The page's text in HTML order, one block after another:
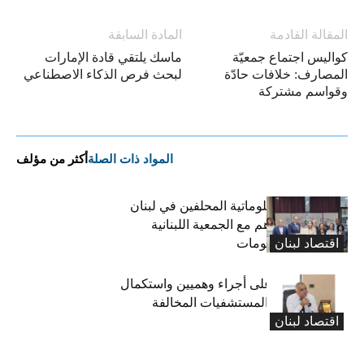
المادة السابقة
ماسك يلتقي قادة الإمارات
لبحث فرص الذكاء الاصطناعي
المقالة القادمة
كواليس اجتماع جمعيّة
المصارف: خلافات حادّة
وقواسم مشتركة
المواد ذات الصلة أكثر من مؤلف
اقتصاد لبنان
نقابة خبراء المعلوماتية المحلفين في لبنان
توقّع مذكرة تفاهم مع الجمعية اللبنانية
لتكنولوجيا المعلومات
اقتصاد لبنان
كركي: الادّعاء على أجراء وهميين واستكمال
الإجراءات بحق المستشفيات المخالفة